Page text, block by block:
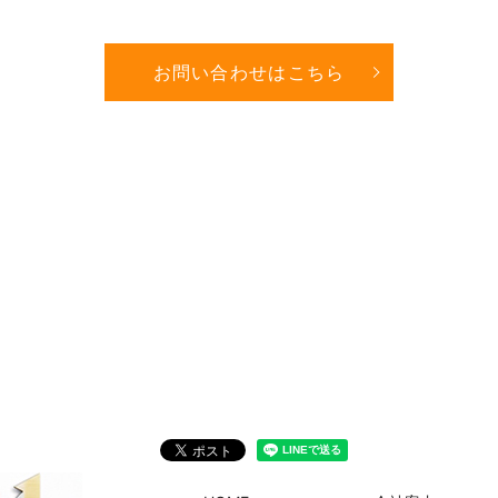
お問い合わせはこちら